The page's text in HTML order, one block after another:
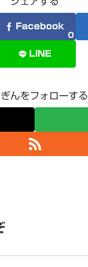
Facebook
0
LINE
んをフォローする